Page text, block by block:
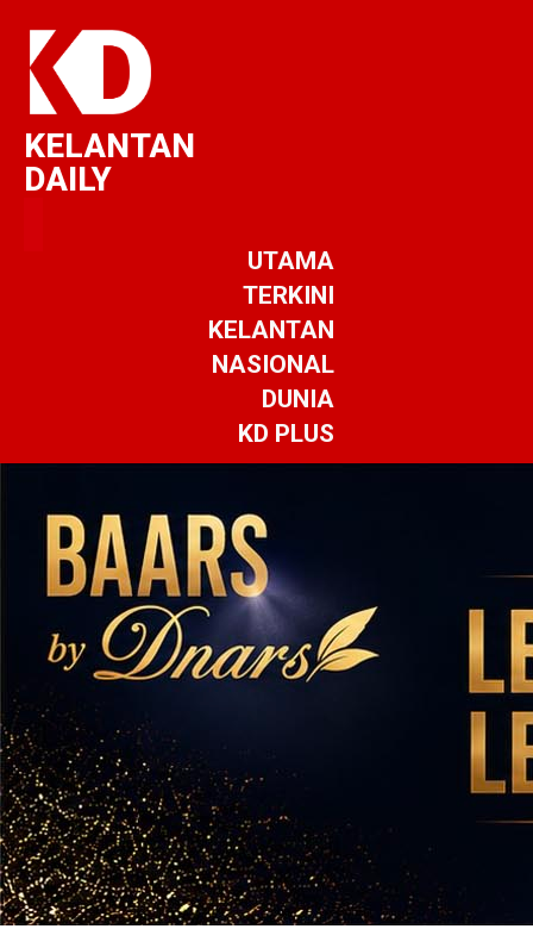
KELANTAN
DAILY
UTAMA
TERKINI
KELANTAN
NASIONAL
DUNIA
KD PLUS